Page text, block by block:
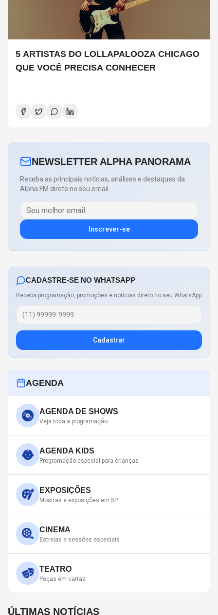
5 ARTISTAS DO LOLLAPALOOZA CHICAGO
QUE VOCÊ PRECISA CONHECER
NEWSLETTER ALPHA PANORAMA
Receba as principais notícias, análises e destaques da
Alpha FM direto no seu email.
Inscrever-se
CADASTRE-SE NO WHATSAPP
Receba programação, promoções e notícias direto no seu WhatsApp
Cadastrar
AGENDA
AGENDA DE SHOWS
Veja toda a programação
AGENDA KIDS
Programação especial para crianças
EXPOSIÇÕES
Mostras e exposições em SP
CINEMA
Estreias e sessões especiais
TEATRO
Peças em cartaz
ÚLTIMAS NOTÍCIAS